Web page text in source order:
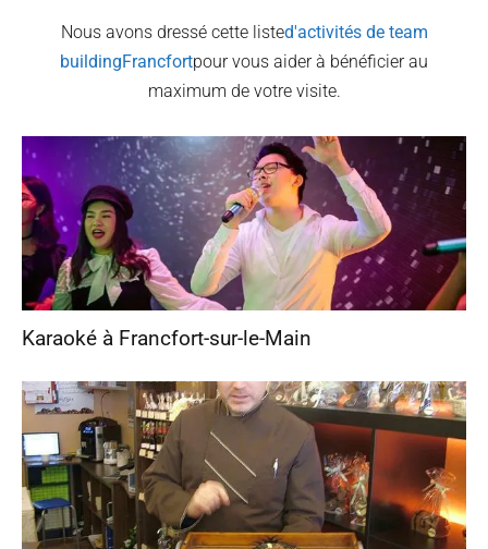
Nous avons dressé cette listed'activités de team
buildingFrancfortpour vous aider à bénéficier au
maximum de votre visite.
Karaoké à Francfort-sur-le-Main